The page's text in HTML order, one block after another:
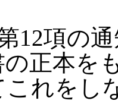
12項の
正本を
これをし